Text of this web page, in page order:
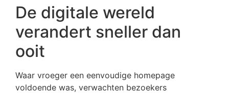
De digitale wereld
verandert sneller dan
ooit
Waar vroeger een eenvoudige homepage
voldoende was, verwachten bezoekers